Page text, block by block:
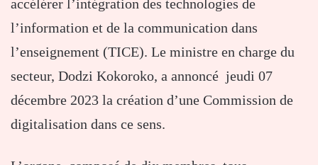
accélérer l’intégration des technologies de
l’information et de la communication dans
l’enseignement (TICE). Le ministre en charge du
secteur, Dodzi Kokoroko, a annoncé jeudi 07
décembre 2023 la création d’une Commission de
digitalisation dans ce sens.